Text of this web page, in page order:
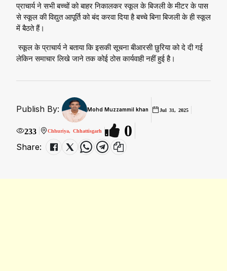
प्राचार्य ने सभी बच्चों को बाहर निकालकर स्कूल के बिजली के मीटर के पास
से स्कूल की विद्युत आपूर्ति को बंद करवा दिया है बच्चे बिना बिजली के ही स्कूल
में बैठते हैं।
स्कूल के प्राचार्य ने बताया कि इसकी सूचना बीआरसी छुरिया को दे दी गई
लेकिन समाचार लिखे जाने तक कोई ठोस कार्यवाही नहीं हुई है।
Publish By: Mohd Muzzammil khan Jul 31, 2025
233 Chhuriya, Chhattisgarh 0
Share: